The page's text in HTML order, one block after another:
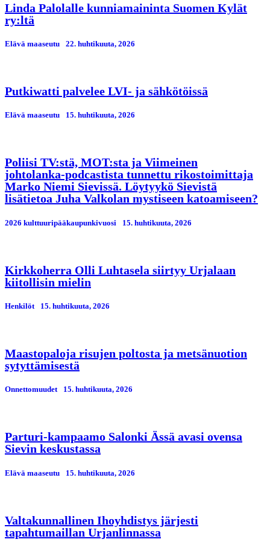
Linda Palolalle kunniamaininta Suomen Kylät
ry:ltä
Elävä maaseutu 22. huhtikuuta, 2026
Putkiwatti palvelee LVI- ja sähkötöissä
Elävä maaseutu 15. huhtikuuta, 2026
Poliisi TV:stä, MOT:sta ja Viimeinen
johtolanka-podcastista tunnettu rikostoimittaja
Marko Niemi Sievissä. Löytyykö Sievistä
lisätietoa Juha Valkolan mystiseen katoamiseen?
2026 kulttuuripääkaupunkivuosi 15. huhtikuuta, 2026
Kirkkoherra Olli Luhtasela siirtyy Urjalaan
kiitollisin mielin
Henkilöt 15. huhtikuuta, 2026
Maastopaloja risujen poltosta ja metsänuotion
sytyttämisestä
Onnettomuudet 15. huhtikuuta, 2026
Parturi-kampaamo Salonki Ässä avasi ovensa
Sievin keskustassa
Elävä maaseutu 15. huhtikuuta, 2026
Valtakunnallinen Ihoyhdistys järjesti
tapahtumaillan Urjanlinnassa